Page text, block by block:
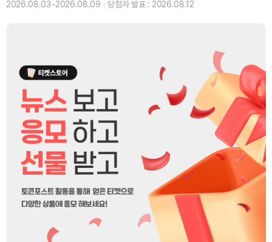
2026.08.03~2026.08.09 당첨자 발표 : 2026.08.12